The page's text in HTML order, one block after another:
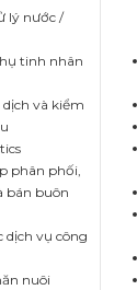
lý nước /
tinh nhân
và kiểm
phân phối,
bán buôn
dịch vụ công
nuôi